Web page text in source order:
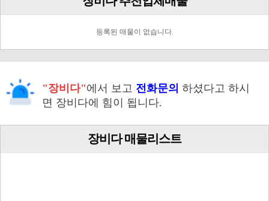
등록된 매물이 없습니다.
"장비다"에서 보고 전화문의 하셨다고 하시
면 장비다에 힘이 됩니다.
장비다 매물리스트